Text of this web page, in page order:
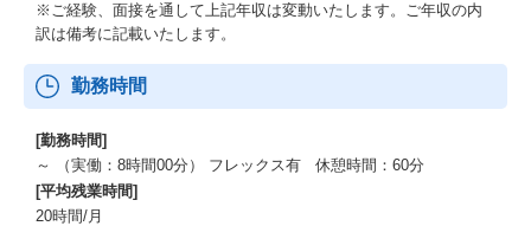
※ご経験、面接を通して上記年収は変動いたします。ご年収の内
訳は備考に記載いたします。
勤務時間
[勤務時間]
～ （実働：8時間00分） フレックス有 休憩時間：60分
[平均残業時間]
20時間/月